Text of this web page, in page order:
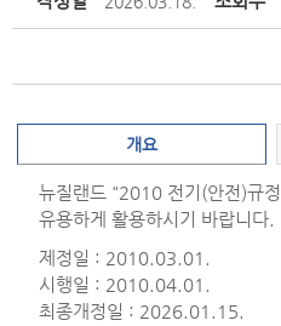
개요
뉴질랜드 "2010 전기(안전)규
유용하게 활용하시기 바랍니다.
제정일 : 2010.03.01.
시행일 : 2010.04.01.
최종개정일 : 2026.01.15.